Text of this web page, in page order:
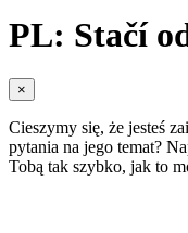
PL: Stačí
×
Cieszymy się, że jesteś
pytania na jego temat?
Tobą tak szybko, jak to